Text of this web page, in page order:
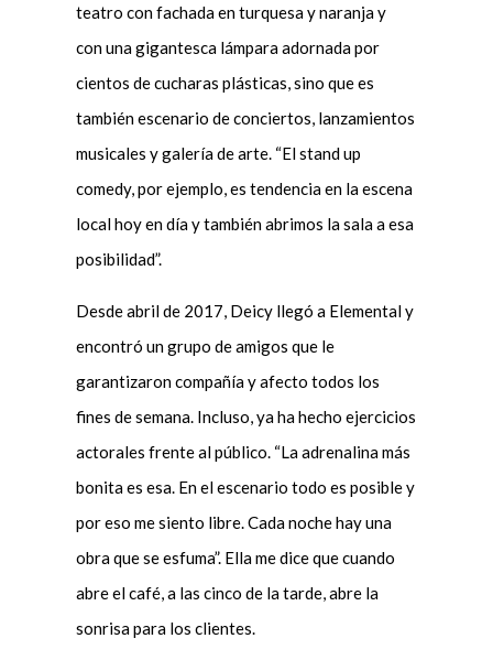
teatro con fachada en turquesa y naranja y
con una gigantesca lámpara adornada por
cientos de cucharas plásticas, sino que es
también escenario de conciertos, lanzamientos
musicales y galería de arte. “El stand up
comedy, por ejemplo, es tendencia en la escena
local hoy en día y también abrimos la sala a esa
posibilidad”.
Desde abril de 2017, Deicy llegó a Elemental y
encontró un grupo de amigos que le
garantizaron compañía y afecto todos los
fines de semana. Incluso, ya ha hecho ejercicios
actorales frente al público. “La adrenalina más
bonita es esa. En el escenario todo es posible y
por eso me siento libre. Cada noche hay una
obra que se esfuma”. Ella me dice que cuando
abre el café, a las cinco de la tarde, abre la
sonrisa para los clientes.